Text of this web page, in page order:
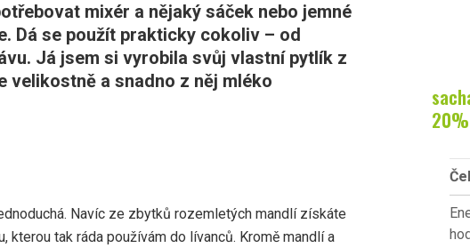
mixér a nějaký sáček nebo jemné
Dá se použít prakticky cokoliv – od
Já jsem si vyrobila svůj vlastní pytlík z
velikostně a snadno z něj mléko
Navíc ze zbytků rozemletých mandlí získáte
kterou tak ráda používám do lívanců. Kromě mandlí a
20%